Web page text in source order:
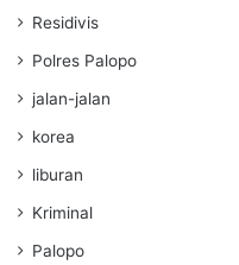
Residivis
Polres Palopo
jalan-jalan
korea
liburan
Kriminal
Palopo